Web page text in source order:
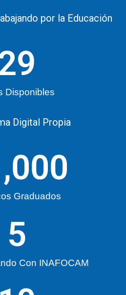
por la Educación
Disponibles
Digital Propia
Graduados
Con INAFOCAM
5